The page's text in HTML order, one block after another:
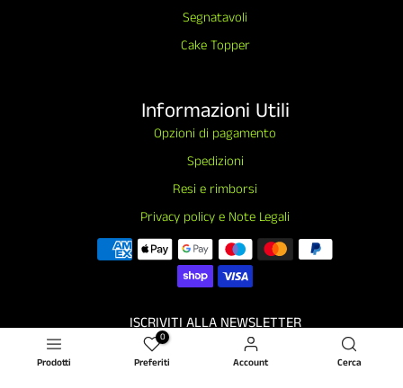
Segnatavoli
Cake Topper
Informazioni Utili
Opzioni di pagamento
Spedizioni
Resi e rimborsi
Privacy policy e Note Legali
ISCRIVITI ALLA NEWSLETTER
Prodotti
0
Preferiti Account Cerca